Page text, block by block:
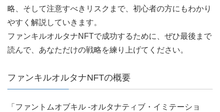
略、そして注意すべきリスクまで、初心者の方にもわかり
やすく解説していきます。
ファンキルオルタナNFTで成功するために、ぜひ最後まで
読んで、あなただけの戦略を練り上げてください。
ファンキルオルタナNFTの概要
「ファントムオブキル -オルタナティブ・イミテーショ